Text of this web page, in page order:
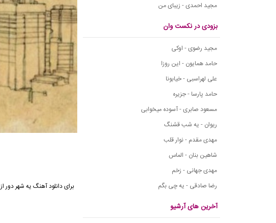
مجید احمدی - زیبای من
بزودی در نکست وان
مجید رضوی - اوکی
حامد همایون - این روزا
علی لهراسبی - خیابونا
حامد پارسا - جزیره
مسعود صابری - آسوده میخوابی
ریوان - یه شب قشنگ
مهدی مقدم - نوار قلب
شاهین بنان - الماس
مهدی جهانی - زخم
رضا صادقی - یه چی بگم
آخرین های آرشیو
برایدانلود آهنگیه شهر دور از